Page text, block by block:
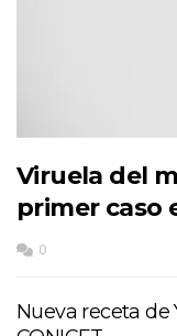
Viruela del
primer caso
0
Nueva receta